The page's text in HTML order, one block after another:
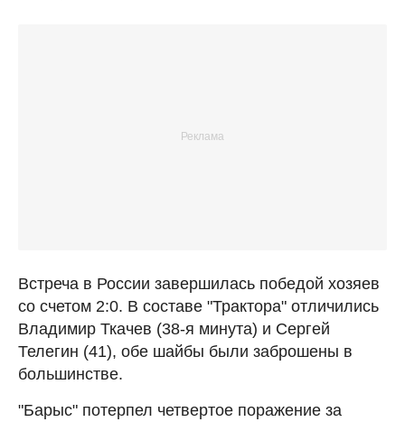
Встреча в России завершилась победой хозяев
со счетом 2:0. В составе "Трактора" отличились
Владимир Ткачев (38-я минута) и Сергей
Телегин (41), обе шайбы были заброшены в
большинстве.
"Барыс" потерпел четвертое поражение за